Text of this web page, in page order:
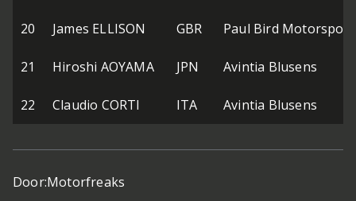
20 James ELLISON GBR Paul Bird Motorsport
21 Hiroshi AOYAMA JPN Avintia Blusens
22 Claudio CORTI ITA Avintia Blusens
Door:Motorfreaks